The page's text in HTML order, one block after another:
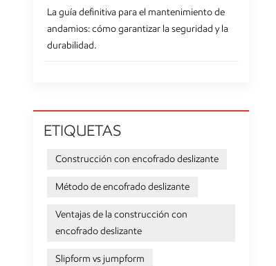
La guía definitiva para el mantenimiento de
andamios: cómo garantizar la seguridad y la
durabilidad.
ETIQUETAS
Construcción con encofrado deslizante
Método de encofrado deslizante
Ventajas de la construcción con
encofrado deslizante
Slipform vs jumpform